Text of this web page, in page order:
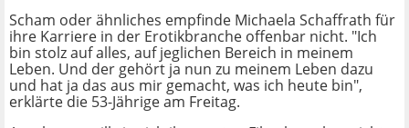
Scham oder ähnliches empfinde Michaela Schaffrath für
ihre Karriere in der Erotikbranche offenbar nicht. "Ich
bin stolz auf alles, auf jeglichen Bereich in meinem
Leben. Und der gehört ja nun zu meinem Leben dazu
und hat ja das aus mir gemacht, was ich heute bin",
erklärte die 53-Jährige am Freitag.